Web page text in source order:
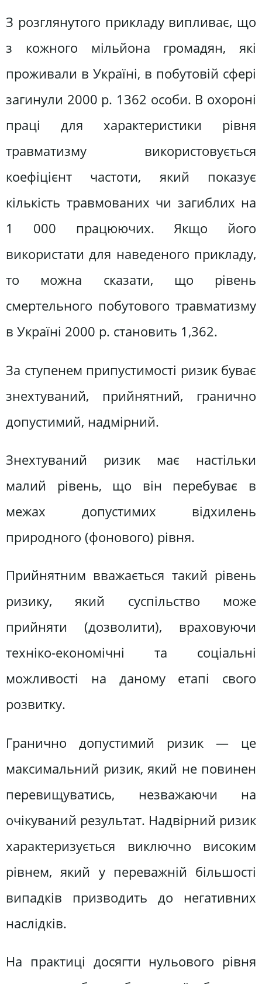
З розглянутого прикладу випливає, що
з кожного мільйона громадян, які
проживали в Україні, в побутовій сфері
загинули 2000 р. 1362 особи. В охороні
праці для характеристики рівня
травматизму використовується
коефіцієнт частоти, який показує
кількість травмованих чи загиблих на
1 000 працюючих. Якщо його
використати для наведеного прикладу,
то можна сказати, що рівень
смертельного побутового травматизму
в Україні 2000 р. становить 1,362.
За ступенем припустимості ризик буває
знехтуваний, прийнятний, гранично
допустимий, надмірний.
Знехтуваний ризик має настільки
малий рівень, що він перебуває в
межах допустимих відхилень
природного (фонового) рівня.
Прийнятним вважається такий рівень
ризику, який суспільство може
прийняти (дозволити), враховуючи
техніко-економічні та соціальні
можливості на даному етапі свого
розвитку.
Гранично допустимий ризик — це
максимальний ризик, який не повинен
перевищуватись, незважаючи на
очікуваний результат. Надвірний ризик
характеризується виключно високим
рівнем, який у переважній більшості
випадків призводить до негативних
наслідків.
На практиці досягти нульового рівня